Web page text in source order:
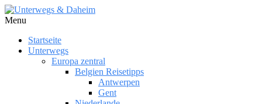
Menu
Startseite
Unterwegs
Europa zentral
Belgien Reisetipps
Antwerpen
Gent